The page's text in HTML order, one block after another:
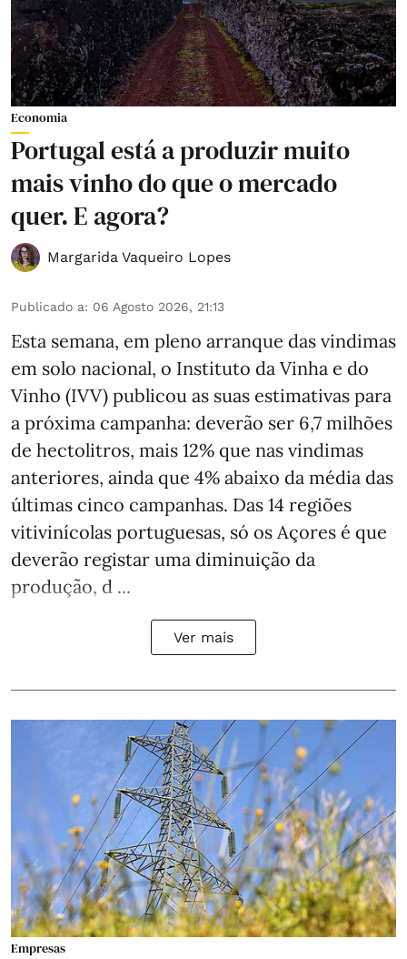
Economia
Portugal está a produzir muito
mais vinho do que o mercado
quer. E agora?
Margarida Vaqueiro Lopes
Publicado a: 06 Agosto 2026, 21:13
Esta semana, em pleno arranque das vindimas
em solo nacional, o Instituto da Vinha e do
Vinho (IVV) publicou as suas estimativas para
a próxima campanha: deverão ser 6,7 milhões
de hectolitros, mais 12% que nas vindimas
anteriores, ainda que 4% abaixo da média das
últimas cinco campanhas. Das 14 regiões
vitivinícolas portuguesas, só os Açores é que
deverão registar uma diminuição da
produção, d ...
Ver mais
Empresas